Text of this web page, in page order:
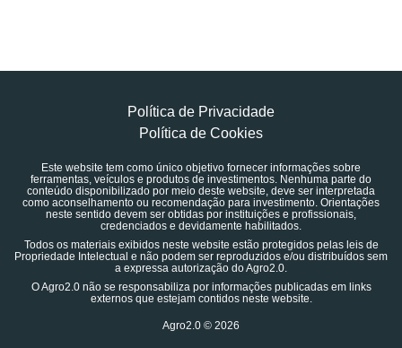
Política de Privacidade
Política de Cookies
Este website tem como único objetivo fornecer informações sobre
ferramentas, veículos e produtos de investimentos. Nenhuma parte do
conteúdo disponibilizado por meio deste website, deve ser interpretada
como aconselhamento ou recomendação para investimento. Orientações
neste sentido devem ser obtidas por instituições e profissionais,
credenciados e devidamente habilitados.
Todos os materiais exibidos neste website estão protegidos pelas leis de
Propriedade Intelectual e não podem ser reproduzidos e/ou distribuídos sem
a expressa autorização do Agro2.0.
O Agro2.0 não se responsabiliza por informações publicadas em links
externos que estejam contidos neste website.
Agro2.0 © 2026